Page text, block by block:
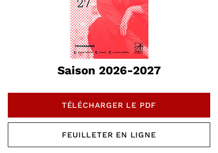
Saison 2026-2027
TÉLÉCHARGER LE PDF, OUVRE UNE NOUVELLE
FEUILLETER EN LIGNE, OUVRE UNE NOUVELLE